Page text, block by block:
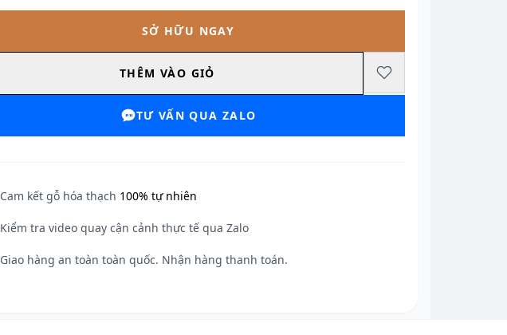
SỞ HỮU NGAY
THÊM VÀO GIỎ
TƯ VẤN QUA ZALO
Cam kết gỗ hóa thạch 100% tự nhiên
Kiểm tra video quay cận cảnh thực tế qua Zalo
Giao hàng an toàn toàn quốc. Nhận hàng thanh toán.